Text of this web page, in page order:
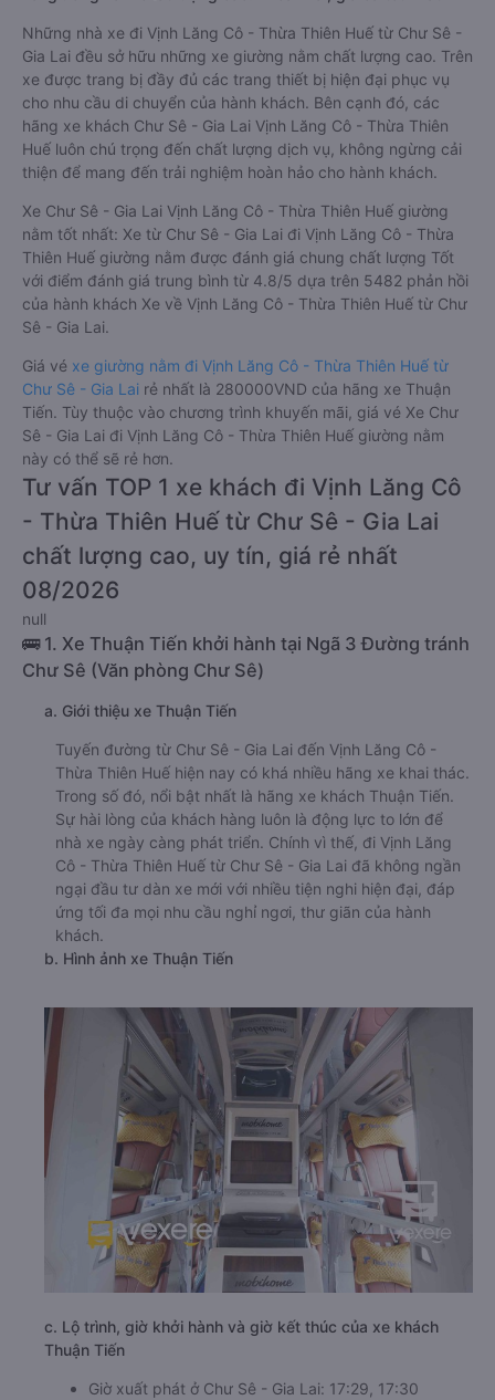
Những nhà xe đi Vịnh Lăng Cô - Thừa Thiên Huế từ Chư Sê -
Gia Lai đều sở hữu những xe giường nằm chất lượng cao. Trên
xe được trang bị đầy đủ các trang thiết bị hiện đại phục vụ
cho nhu cầu di chuyển của hành khách. Bên cạnh đó, các
hãng xe khách Chư Sê - Gia Lai Vịnh Lăng Cô - Thừa Thiên
Huế luôn chú trọng đến chất lượng dịch vụ, không ngừng cải
thiện để mang đến trải nghiệm hoàn hảo cho hành khách.
Xe Chư Sê - Gia Lai Vịnh Lăng Cô - Thừa Thiên Huế giường
nằm tốt nhất: Xe từ Chư Sê - Gia Lai đi Vịnh Lăng Cô - Thừa
Thiên Huế giường nằm được đánh giá chung chất lượng Tốt
với điểm đánh giá trung bình từ 4.8/5 dựa trên 5482 phản hồi
của hành khách Xe về Vịnh Lăng Cô - Thừa Thiên Huế từ Chư
Sê - Gia Lai.
Giá vé xe giường nằm đi Vịnh Lăng Cô - Thừa Thiên Huế từ
Chư Sê - Gia Lai rẻ nhất là 280000VND của hãng xe Thuận
Tiến. Tùy thuộc vào chương trình khuyến mãi, giá vé Xe Chư
Sê - Gia Lai đi Vịnh Lăng Cô - Thừa Thiên Huế giường nằm
này có thể sẽ rẻ hơn.
Tư vấn TOP 1 xe khách đi Vịnh Lăng Cô
- Thừa Thiên Huế từ Chư Sê - Gia Lai
chất lượng cao, uy tín, giá rẻ nhất
08/2026
null
🚌 1. Xe Thuận Tiến khởi hành tại Ngã 3 Đường tránh
Chư Sê (Văn phòng Chư Sê)
a. Giới thiệu xe Thuận Tiến
Tuyến đường từ Chư Sê - Gia Lai đến Vịnh Lăng Cô -
Thừa Thiên Huế hiện nay có khá nhiều hãng xe khai thác.
Trong số đó, nổi bật nhất là hãng xe khách Thuận Tiến.
Sự hài lòng của khách hàng luôn là động lực to lớn để
nhà xe ngày càng phát triển. Chính vì thế, đi Vịnh Lăng
Cô - Thừa Thiên Huế từ Chư Sê - Gia Lai đã không ngần
ngại đầu tư dàn xe mới với nhiều tiện nghi hiện đại, đáp
ứng tối đa mọi nhu cầu nghỉ ngơi, thư giãn của hành
khách.
b. Hình ảnh xe Thuận Tiến
c. Lộ trình, giờ khởi hành và giờ kết thúc của xe khách
Thuận Tiến
Giờ xuất phát ở Chư Sê - Gia Lai: 17:29, 17:30